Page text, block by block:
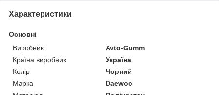
Характеристики
Основні
Виробник
Avto-Gumm
Країна виробник
Україна
Колір
Чорний
Марка
Daewoo